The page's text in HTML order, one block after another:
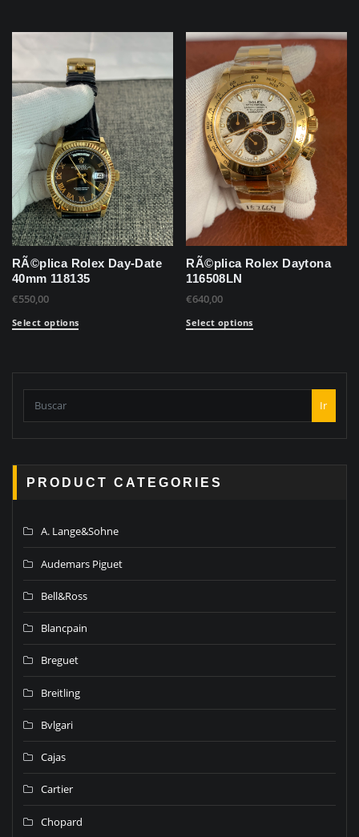
RÃ©plica Rolex Day-Date
40mm 118135
€550,00
Select options
RÃ©plica Rolex Daytona
116508LN
€640,00
Select options
Ir
PRODUCT CATEGORIES
A. Lange&Sohne
Audemars Piguet
Bell&Ross
Blancpain
Breguet
Breitling
Bvlgari
Cajas
Cartier
Chopard